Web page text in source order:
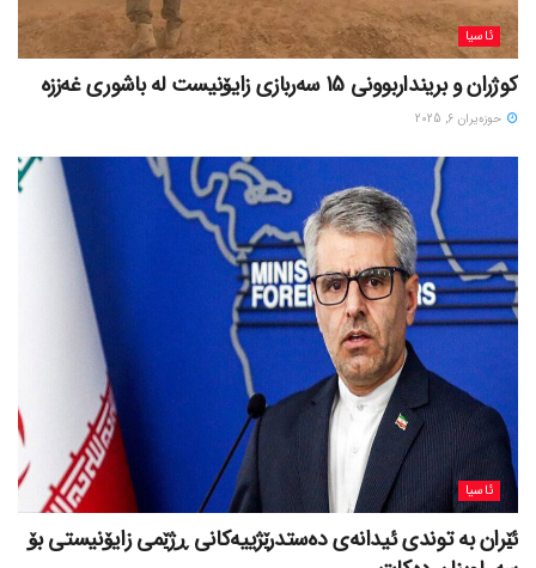
ئاسیا
کوژران و برینداربوونی 15 سەربازی زایۆنیست لە باشوری غەززە
حوزه‌یران 6, 2025
ئاسیا
ئێران بە توندی ئیدانەی دەستدرێژییەکانی ڕژێمی زایۆنیستی بۆ